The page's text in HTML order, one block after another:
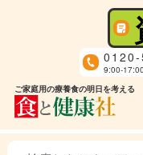
ご家庭用の療養食の明日を考える
9:00-